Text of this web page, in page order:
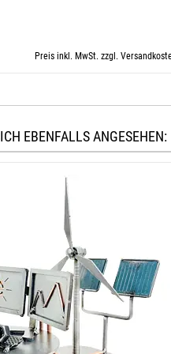
Preis inkl. MwSt. zzgl.
EBENFALLS ANGESEHEN: